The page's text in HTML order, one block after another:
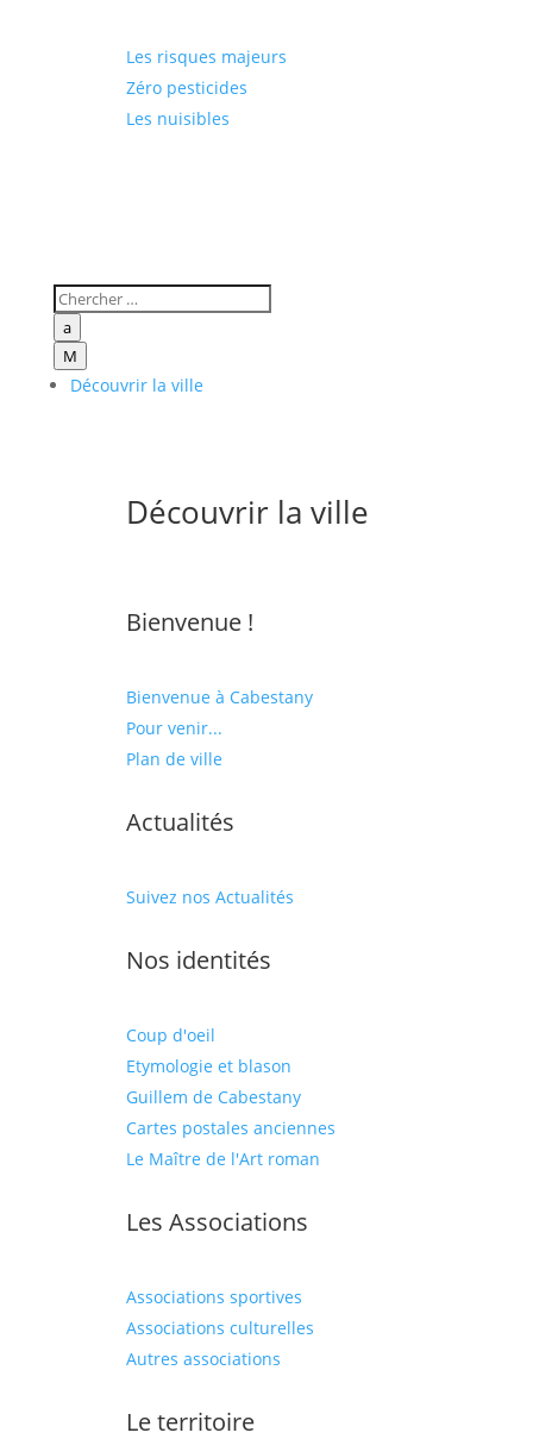
Les risques majeurs
Zéro pesticides
Les nuisibles
a
M
Découvrir la ville
Découvrir la ville
Bienvenue !
Bienvenue à Cabestany
Pour venir...
Plan de ville
Actualités
Suivez nos Actualités
Nos identités
Coup d'oeil
Etymologie et blason
Guillem de Cabestany
Cartes postales anciennes
Le Maître de l'Art roman
Les Associations
Associations sportives
Associations culturelles
Autres associations
Le territoire